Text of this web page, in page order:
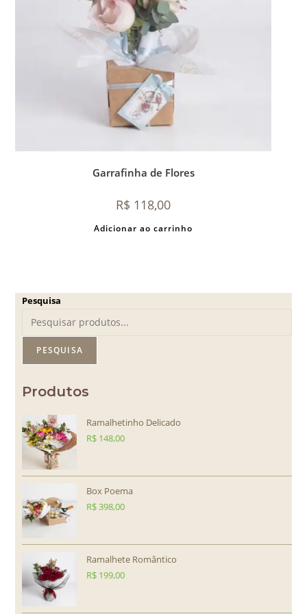
Garrafinha de Flores
R$ 118,00
Adicionar ao carrinho
Pesquisa
PESQUISA
Produtos
Ramalhetinho Delicado
R$ 148,00
Box Poema
R$398,00
Ramalhete Romântico
R$ 199,00